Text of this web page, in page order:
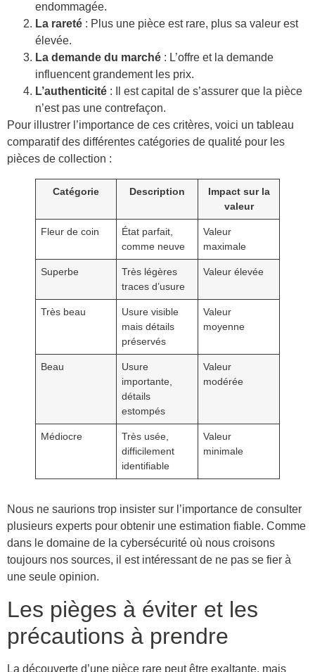
endommagée.
La rareté : Plus une pièce est rare, plus sa valeur est
élevée.
La demande du marché : L’offre et la demande
influencent grandement les prix.
L’authenticité : Il est capital de s’assurer que la pièce
n’est pas une contrefaçon.
Pour illustrer l’importance de ces critères, voici un tableau
comparatif des différentes catégories de qualité pour les
pièces de collection :
Catégorie Description
Impact sur la
valeur
Fleur de coin
État parfait,
comme neuve
Valeur
maximale
Superbe
Très légères
traces d’usure
Valeur élevée
Très beau
Usure visible
mais détails
préservés
Valeur
moyenne
Beau
Usure
importante,
détails
estompés
Valeur
modérée
Médiocre
Très usée,
difficilement
identifiable
Valeur
minimale
Nous ne saurions trop insister sur l’importance de consulter
plusieurs experts pour obtenir une estimation fiable. Comme
dans le domaine de la cybersécurité où nous croisons
toujours nos sources, il est intéressant de ne pas se fier à
une seule opinion.
Les pièges à éviter et les
précautions à prendre
La découverte d’une pièce rare peut être exaltante, mais